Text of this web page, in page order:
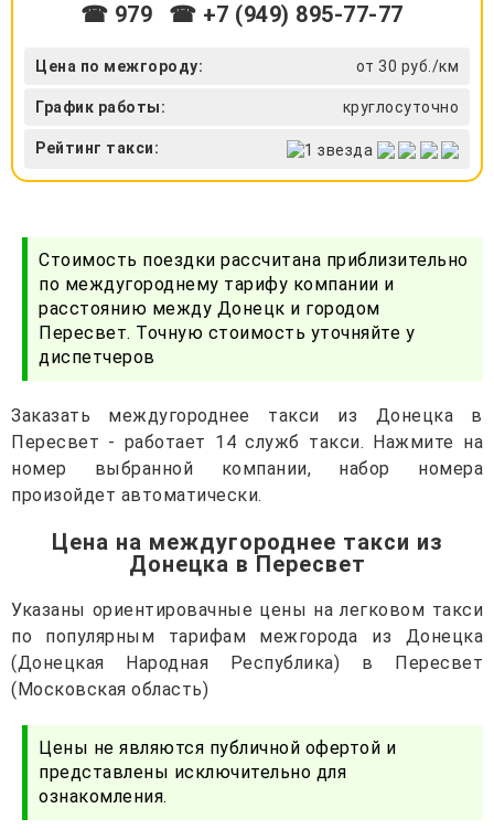
☎ 979 ☎ +7 (949) 895-77-77
Цена по межгороду: от 30 руб./км
График работы: круглосуточно
Рейтинг такси:
Стоимость поездки рассчитана приблизительно
по междугороднему тарифу компании и
расстоянию между Донецк и городом
Пересвет. Точную стоимость уточняйте у
диспетчеров
Заказать междугороднее такси из Донецка в
Пересвет - работает 14 служб такси. Нажмите на
номер выбранной компании, набор номера
произойдет автоматически.
Цена на междугороднее такси из
Донецка в Пересвет
Указаны ориентировачные цены на легковом такси
по популярным тарифам межгорода из Донецка
(Донецкая Народная Республика) в Пересвет
(Московская область)
Цены не являются публичной офертой и
представлены исключительно для
ознакомления.